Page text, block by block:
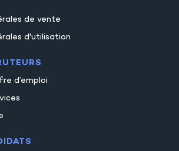
de vente
d'utilisation
d’emploi